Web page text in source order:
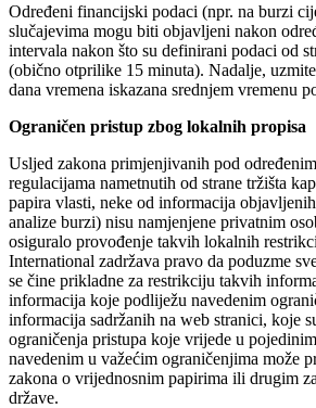
Određeni financijski podaci (npr. na burzi
slučajevima mogu biti objavljeni nakon
intervala nakon što su definirani podaci od
(obično otprilike 15 minuta). Nadalje,
dana vremena iskazana srednjem vremenu
Ograničen pristup zbog lokalnih propisa
Usljed zakona primjenjivanih pod
regulacijama nametnutih od strane tržišta
papira vlasti, neke od informacija
analize burzi) nisu namjenjene privatnim
osiguralo provođenje takvih lokalnih
International zadržava pravo da poduzme
se čine prikladne za restrikciju takvih
informacija koje podliježu navedenim
informacija sadržanih na web stranici, koje
ograničenja pristupa koje vrijede u
navedenim u važećim ograničenjima može
zakona o vrijednosnim papirima ili drugim
države.